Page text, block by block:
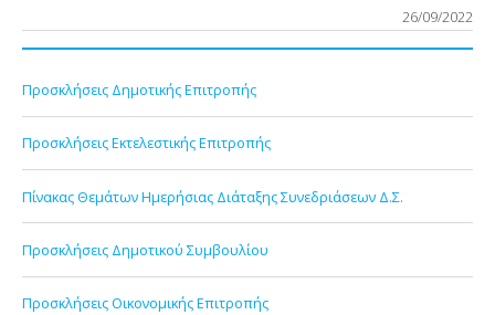
26/09/2022
Προσκλήσεις Δημοτικής Επιτροπής
Προσκλήσεις Εκτελεστικής Επιτροπής
Πίνακας Θεμάτων Ημερήσιας Διάταξης Συνεδριάσεων Δ.Σ.
Προσκλήσεις Δημοτικού Συμβουλίου
Προσκλήσεις Οικονομικής Επιτροπής